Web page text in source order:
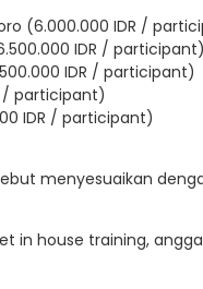
(6.000.000 IDR /
IDR / participant)
IDR / participant)
/ participant)
IDR / participant)
menyesuaikan
in house training,